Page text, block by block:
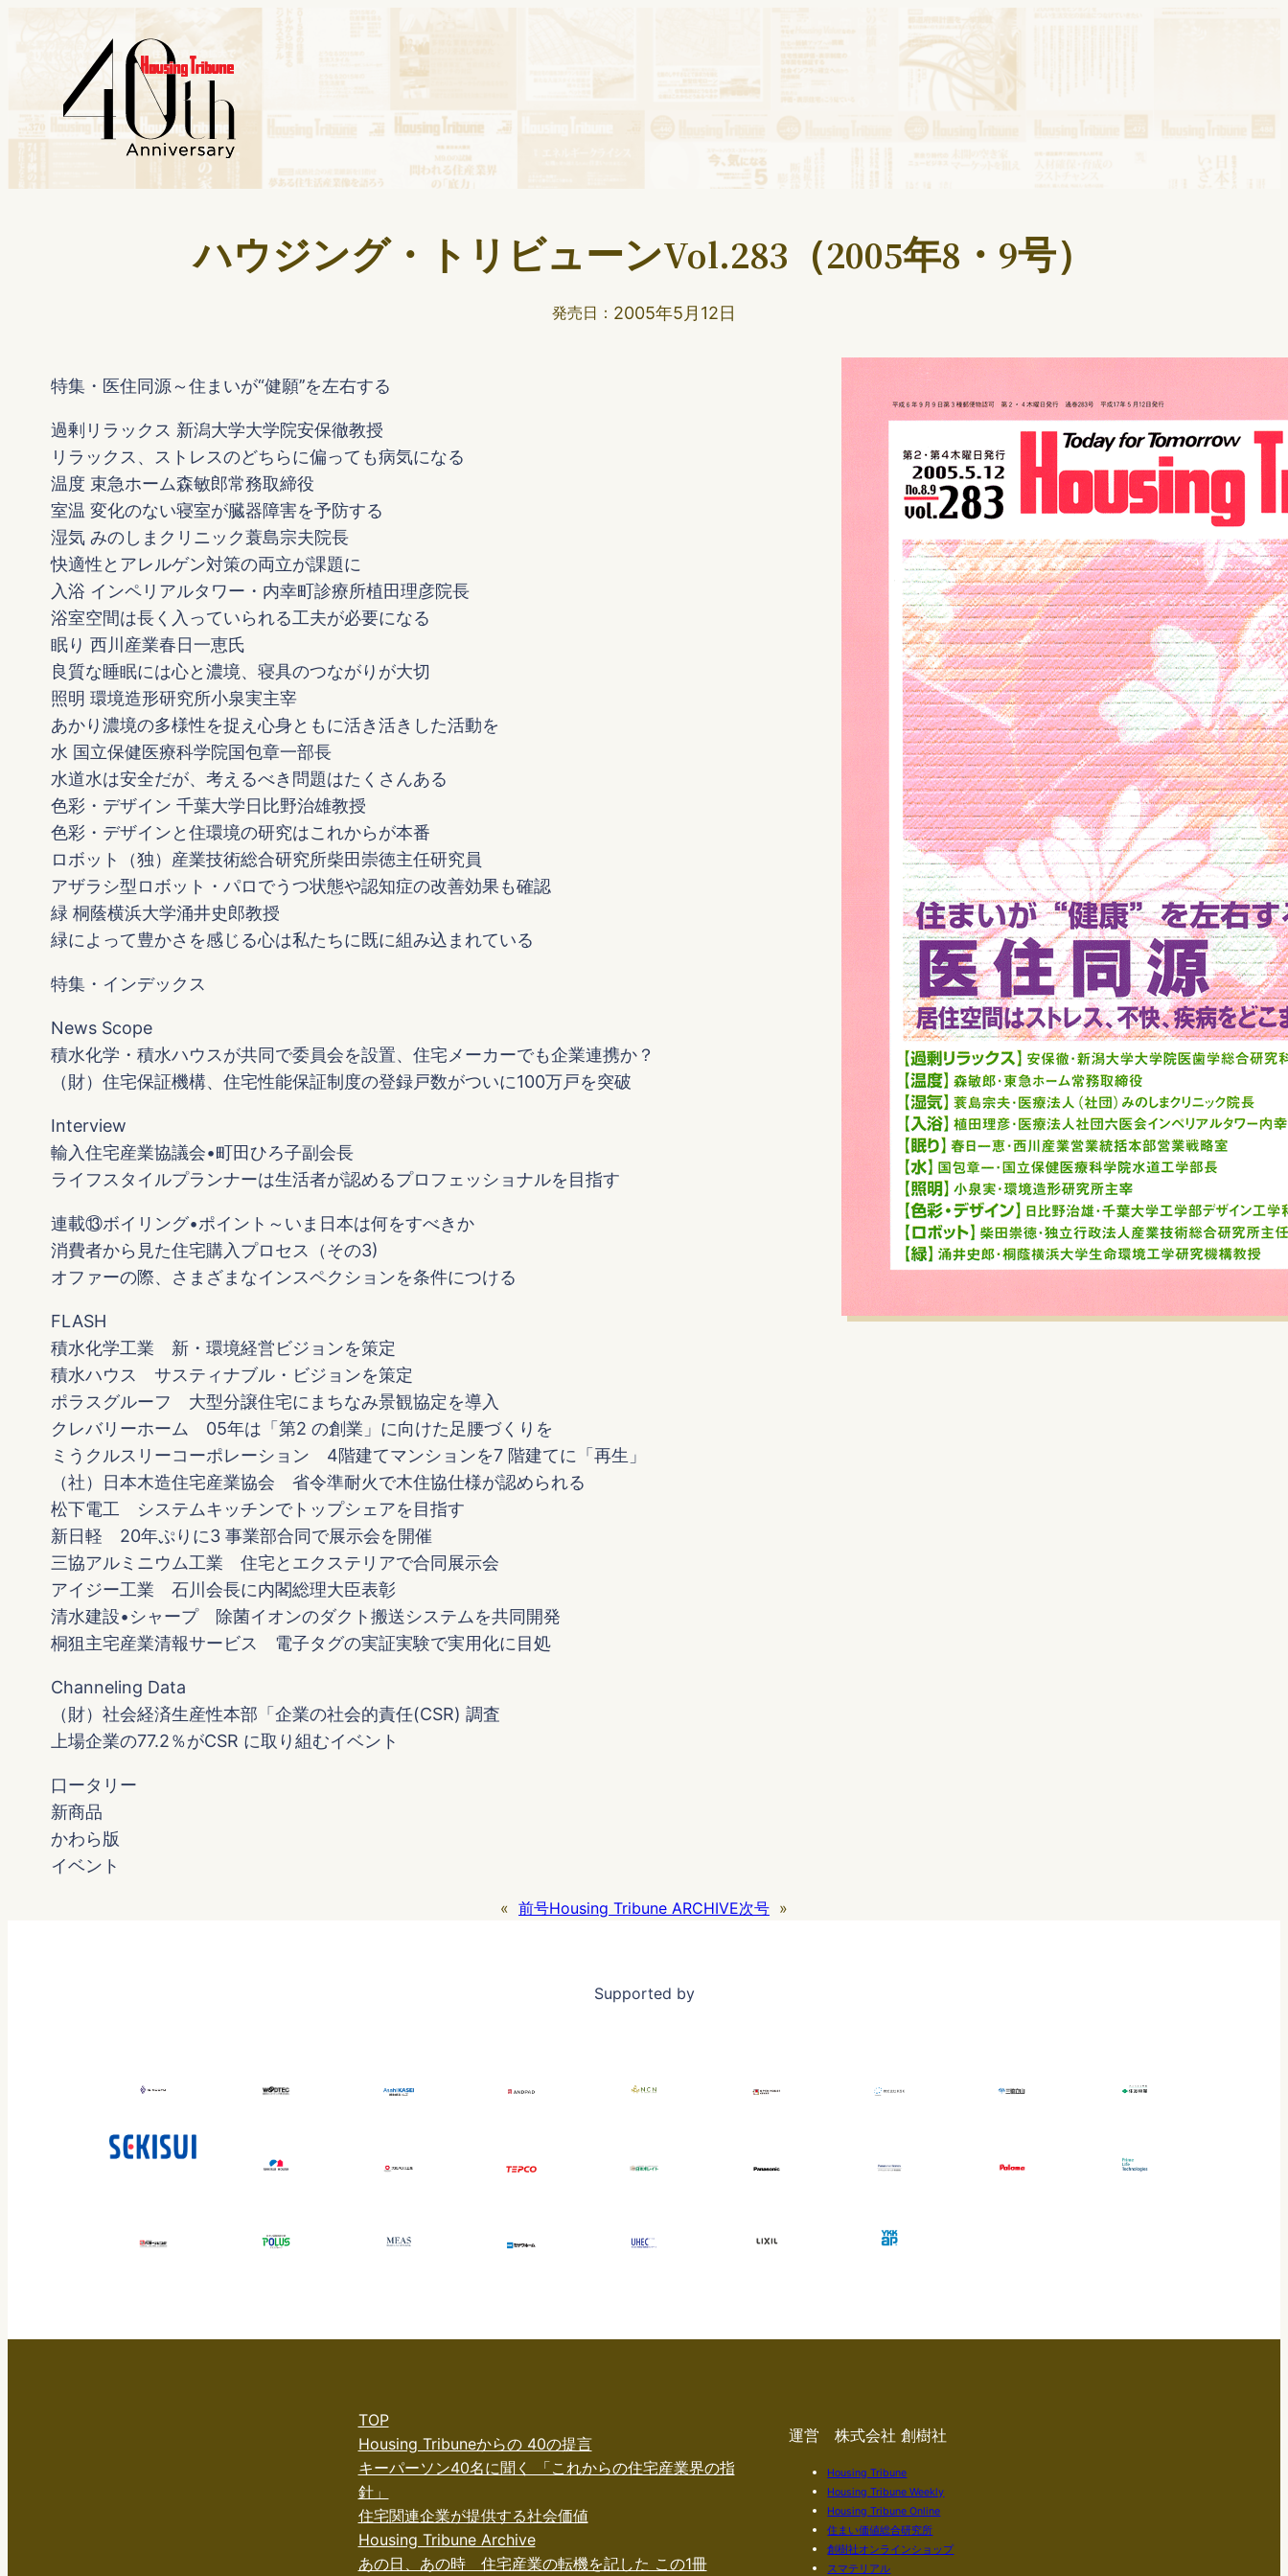
ハウジング・トリビューンVol.283（2005年8・9号）
発売日： 2005年5月12日
特集・医住同源～住まいが“健願’’を左右する
過剰リラックス 新潟大学大学院安保徹教授
リラックス、ストレスのどちらに偏っても病気になる
温度 束急ホーム森敏郎常務取締役
室温 変化のない寝室が臓器障害を予防する
湿気 みのしまクリニック蓑島宗夫院長
快適性とアレルゲン対策の両立が課題に
入浴 インペリアルタワー・内幸町診療所植田理彦院長
浴室空間は長く入っていられる工夫が必要になる
眠り 西川産業春日一恵氏
良質な睡眠には心と濃境、寝具のつながりが大切
照明 環境造形研究所小泉実主宰
あかり濃境の多様性を捉え心身ともに活き活きした活動を
水 国立保健医療科学院国包章一部長
水道水は安全だが、考えるべき問題はたくさんある
色彩・デザイン 千葉大学日比野治雄教授
色彩・デザインと住環境の研究はこれからが本番
ロボット（独）産業技術総合研究所柴田崇徳主任研究員
アザラシ型ロボット・パロでうつ状態や認知症の改善効果も確認
緑 桐蔭横浜大学涌井史郎教授
緑によって豊かさを感じる心は私たちに既に組み込まれている
特集・インデックス
News Scope
積水化学・積水ハウスが共同で委員会を設置、住宅メーカーでも企業連携か？
（財）住宅保証機構、住宅性能保証制度の登録戸数がついに100万戸を突破
Interview
輸入住宅産業協議会•町田ひろ子副会長
ライフスタイルプランナーは生活者が認めるプロフェッショナルを目指す
連載⑬ボイリング•ポイント～いま日本は何をすべきか
消費者から見た住宅購入プロセス（その3)
オファーの際、さまざまなインスペクションを条件につける
FLASH
積水化学工業 新・環境経営ビジョンを策定
積水ハウス サスティナブル・ビジョンを策定
ポラスグルーフ 大型分譲住宅にまちなみ景観協定を導入
クレバリーホーム 05年は「第2 の創業」に向けた足腰づくりを
ミうクルスリーコーポレーション 4階建てマンションを7 階建てに「再生」
（社）日本木造住宅産業協会 省令準耐火で木住協仕様が認められる
松下電工 システムキッチンでトップシェアを目指す
新日軽 20年ぷりに3 事業部合同で展示会を開催
三協アルミニウム工業 住宅とエクステリアで合同展示会
アイジー工業 石川会長に内閣総理大臣表彰
清水建設•シャープ 除菌イオンのダクト搬送システムを共同開発
桐狙主宅産業清報サービス 電子タグの実証実験で実用化に目処
Channeling Data
（財）社会経済生産性本部「企業の社会的責任(CSR) 調査
上場企業の77.2％がCSR に取り組むイベント
口ータリー
新商品
かわら版
イベント
« 前号Housing Tribune ARCHIVE次号 »
Supported by
TOP
Housing Tribuneからの 40の提言
キーパーソン40名に聞く 「これからの住宅産業界の指
針」
住宅関連企業が提供する社会価値
Housing Tribune Archive
あの日、あの時 住宅産業の転機を記した この1冊
運営 株式会社 創樹社
Housing Tribune
Housing Tribune Weekly
Housing Tribune Online
住まい価値総合研究所
創樹社オンラインショップ
スマテリアル